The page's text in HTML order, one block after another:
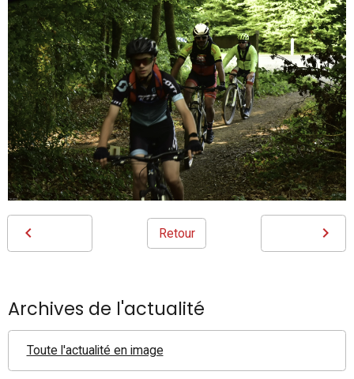
Retour
Archives de l'actualité
Toute l'actualité en image